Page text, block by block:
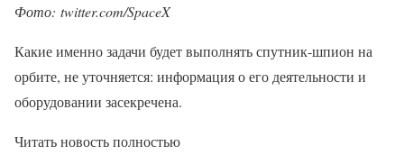
Фото: twitter.com/SpaceX
Какие именно задачи будет выполнять спутник-шпион на
орбите, не уточняется: информация о его деятельности и
оборудовании засекречена.
Читать новость полностью